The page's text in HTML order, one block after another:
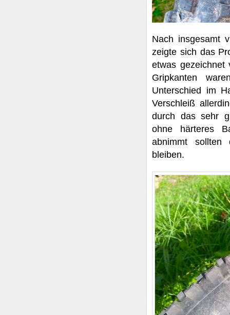
Nach insgesamt
zeigte sich das
etwas gezeichnet
Gripkanten
Unterschied im
Verschleiß
durch das sehr
ohne härteres
abnimmt sollten
bleiben.